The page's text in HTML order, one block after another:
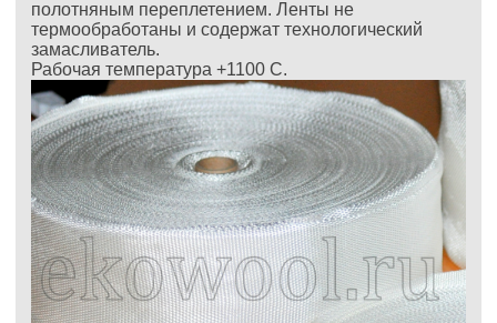
полотняным переплетением. Ленты не
термообработаны и содержат технологический
замасливатель.
Рабочая температура +1100 С.